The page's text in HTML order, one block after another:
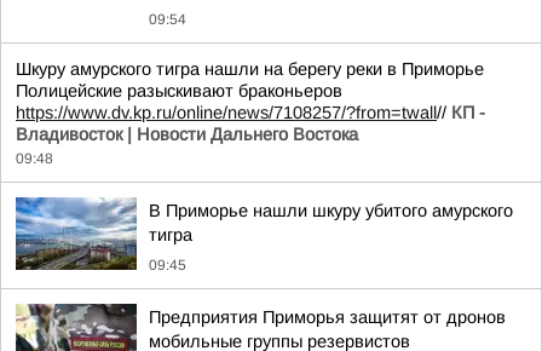
09:54
Шкуру амурского тигра нашли на берегу реки в Приморье
Полицейские разыскивают браконьеров
https://www.dv.kp.ru/online/news/7108257/?from=twall// КП -
Владивосток | Новости Дальнего Востока
09:48
В Приморье нашли шкуру убитого амурского
тигра
09:45
Предприятия Приморья защитят от дронов
мобильные группы резервистов